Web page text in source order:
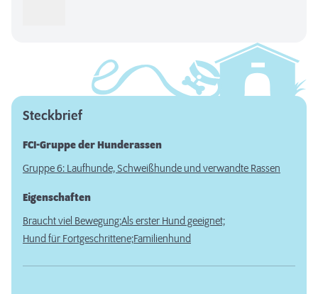
Steckbrief
FCI-Gruppe der Hunderassen
Gruppe 6: Laufhunde, Schweißhunde und verwandte Rassen
Eigenschaften
Braucht viel Bewegung;Als erster Hund geeignet;
Hund für Fortgeschrittene;Familienhund